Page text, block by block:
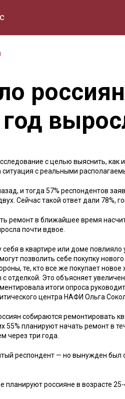
с целью выяснить, как
с реальными
и тогда 57% респондентов
Сейчас такой ответ дали 78%,
ремонт в ближайшее время
почти вдвое.
себя в квартире или доме
позволить себе покупку
те, кто все же покупает
отделкой. Это объясняет
итоги опроса
центра НАФИ Ольга
собираются ремонтировать
55% планируют начать ремонт в
через три года.
респондент — но вынужден был
планируют россияне в возрасте